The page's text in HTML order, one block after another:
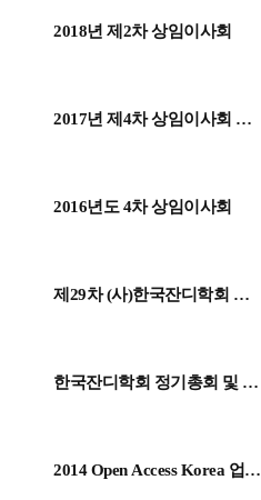
2018년 제2차 상임이사회
2017년 제4차 상임이사회 개
2016년도 4차 상임이사회
제29차 (사)한국잔디학회 총
한국잔디학회 정기총회 및 학
2014 Open Access Korea 업무